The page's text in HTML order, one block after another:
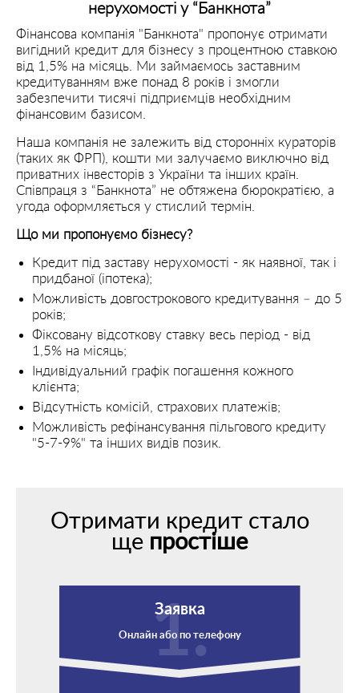
нерухомості у “Банкнота”
Фінансова компанія "Банкнота" пропонує отримати
вигідний кредит для бізнесу з процентною ставкою
від 1,5% на місяць. Ми займаємось заставним
кредитуванням вже понад 8 років і змогли
забезпечити тисячі підприємців необхідним
фінансовим базисом.
Наша компанія не залежить від сторонніх кураторів
(таких як ФРП), кошти ми залучаємо виключно від
приватних інвесторів з України та інших країн.
Співпраця з “Банкнота” не обтяжена бюрократією, а
угода оформляється у стислий термін.
Що ми пропонуємо бізнесу?
Кредит під заставу нерухомості - як наявної, так і
придбаної (іпотека);
Можливість довгострокового кредитування – до 5
років;
Фіксовану відсоткову ставку весь період - від
1,5% на місяць;
Індивідуальний графік погашення кожного
клієнта;
Відсутність комісій, страхових платежів;
Можливість рефінансування пільгового кредиту
"5-7-9%" та інших видів позик.
Отримати кредит стало
ще простіше
Заявка
Онлайн або по телефону